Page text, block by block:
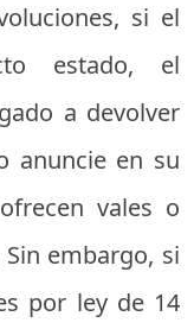
si el
estado, el
a devolver
anuncie en su
vales o
embargo, si
por ley de 14